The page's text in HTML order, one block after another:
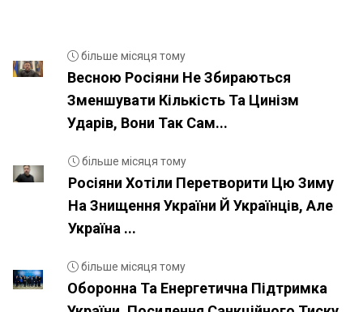
більше місяця тому
Весною Росіяни Не Збираються
Зменшувати Кількість Та Цинізм
Ударів, Вони Так Сам...
більше місяця тому
Росіяни Хотіли Перетворити Цю Зиму
На Знищення України Й Українців, Але
Україна ...
більше місяця тому
Оборонна Та Енергетична Підтримка